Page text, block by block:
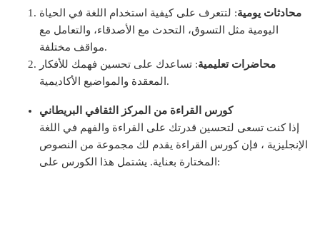
محادثات يومية: لتتعرف على كيفية استخدام اللغة في الحياة
اليومية مثل التسوق، التحدث مع الأصدقاء، والتعامل مع
مواقف مختلفة.
محاضرات تعليمية: تساعدك على تحسين فهمك للأفكار
المعقدة والمواضيع الأكاديمية.
كورس القراءة من المركز الثقافي البريطاني
إذا كنت تسعى لتحسين قدرتك على القراءة والفهم في اللغة
الإنجليزية ، فإن كورس القراءة يقدم لك مجموعة من النصوص
المختارة بعناية. يشتمل هذا الكورس على: